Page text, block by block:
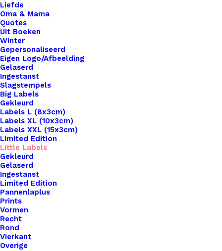
Liefde
Oma & Mama
Quotes
Uit Boeken
Winter
Gepersonaliseerd
Eigen Logo/Afbeelding
Gelaserd
Ingestanst
Slagstempels
Big Labels
Gekleurd
Labels L (8x3cm)
Labels XL (10x3cm)
Labels XXL (15x3cm)
Limited Edition
Little Labels
Gekleurd
Gelaserd
Ingestanst
Limited Edition
Pannenlaplus
Prints
Vormen
Recht
Rond
Vierkant
Overige